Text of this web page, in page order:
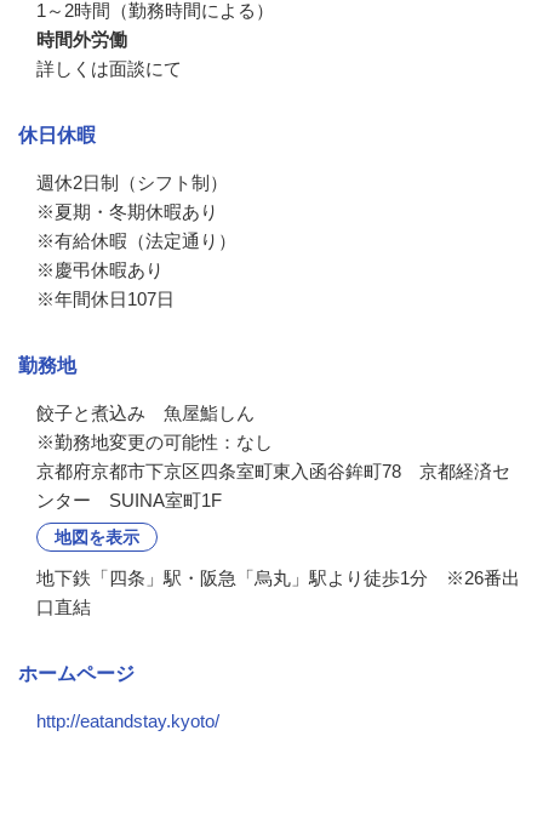
1～2時間（勤務時間による）
時間外労働
詳しくは面談にて
休日休暇
週休2日制（シフト制）
※夏期・冬期休暇あり
※有給休暇（法定通り）
※慶弔休暇あり
※年間休日107日
勤務地
餃子と煮込み　魚屋鮨しん
※勤務地変更の可能性：なし
京都府京都市下京区四条室町東入函谷鉾町78 京都経済セ
ンター SUINA室町1F
地図を表示
地下鉄「四条」駅・阪急「烏丸」駅より徒歩1分 ※26番出
口直結
ホームページ
http://eatandstay.kyoto/